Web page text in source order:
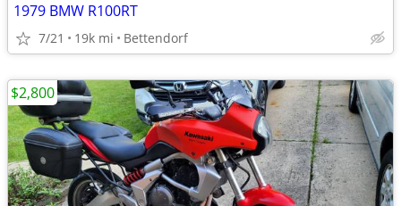
1979 BMW R100RT
7/21 19k mi Bettendorf
$2,800